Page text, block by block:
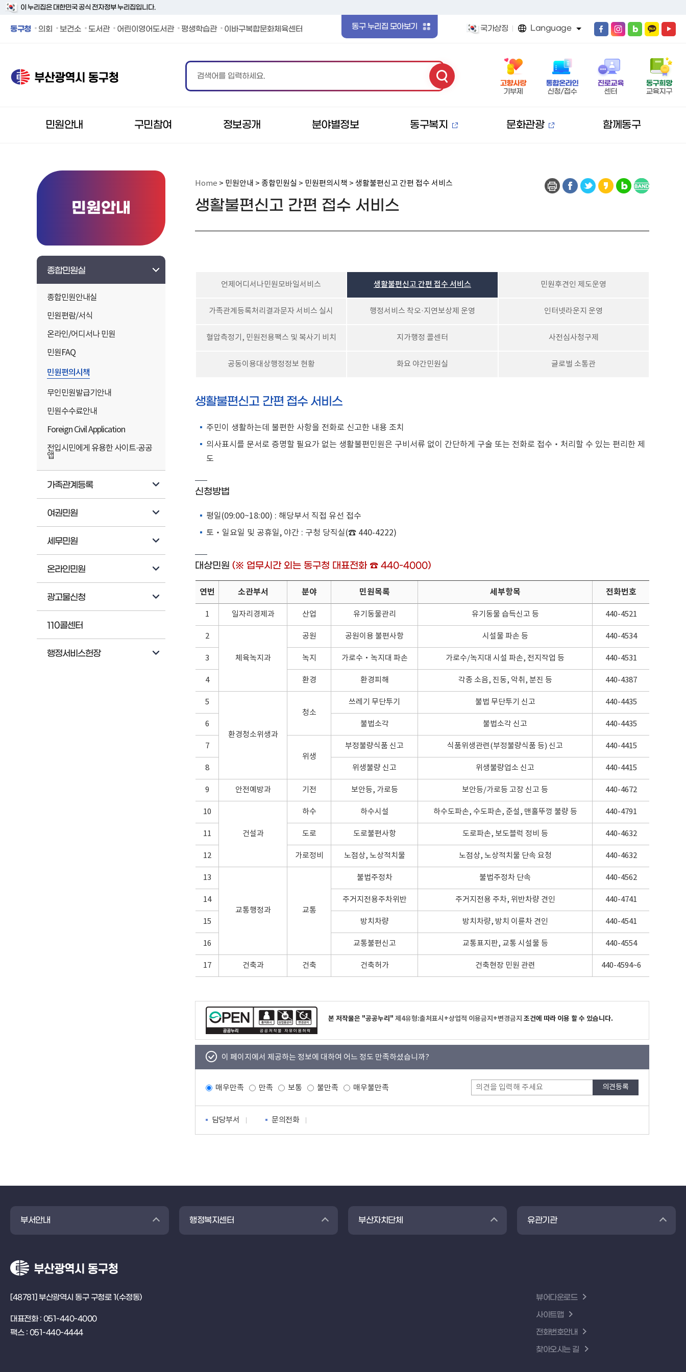
이 누리집은 대한민국 공식 전자정부 누리집입니다.
동구청 의회 보건소 도서관 어린이영어도서관 평생학습관 이바구복합문화체육센터 동구 누리집 모아보기 국가상징 Language
동구청 페이스북 바로가기
동구청 인스타그램 바로가기
동구청 블로그 바로가기
동구청 카카오 바로가기
동구청 유튜브 바로가기
민원안내 구민참여 정보공개 분야별정보 동구복지 문화관광 함께동구
민원안내
종합민원실
종합민원안내실
민원편람/서식
온라인/어디서나 민원
민원FAQ
민원편의시책
무인민원발급기안내
민원수수료안내
Foreign Civil Application
전입시민에게 유용한 사이트·공공
앱
가족관계등록
여권민원
세무민원
온라인민원
광고물신청
110콜센터
행정서비스헌장
Home > 민원안내 > 종합민원실 > 민원편의시책 > 생활불편신고 간편 접수 서비스
생활불편신고 간편 접수 서비스
언제어디서나민원모바일서비스 생활불편신고 간편 접수 서비스 민원후견인 제도운영
가족관계등록처리결과문자 서비스 실시 행정서비스 착오·지연보상제 운영 인터넷라운지 운영
혈압측정기, 민원전용팩스 및 복사기 비치 지가행정 콜센터 사전심사청구제
공동이용대상행정정보 현황 화요 야간민원실 글로벌 소통관
생활불편신고 간편 접수 서비스
주민이 생활하는데 불편한 사항을 전화로 신고한 내용 조치
의사표시를 문서로 증명할 필요가 없는 생활불편민원은 구비서류 없이 간단하게 구술 또는 전화로 접수‧처리할 수 있는 편리한 제
도
신청방법
평일(09:00~18:00) : 해당부서 직접 유선 접수
토‧일요일 및 공휴일, 야간 : 구청 당직실(☎ 440-4222)
대상민원 (※ 업무시간 외는 동구청 대표전화 ☎ 440-4000)
연번 소관부서 분야 민원목록 세부항목 전화번호
1 일자리경제과 산업 유기동물관리 유기동물 습득신고 등 440-4521
2
체육녹지과
공원 공원이용 불편사항 시설물 파손 등 440-4534
3 녹지 가로수‧녹지대 파손 가로수/녹지대 시설 파손, 전지작업 등 440-4531
4 환경 환경피해 각종 소음, 진동, 악취, 분진 등 440-4387
5
환경청소위생과
청소
쓰레기 무단투기 불법 무단투기 신고 440-4435
6 불법소각 불법소각 신고 440-4435
7
위생
부정불량식품 신고 식품위생관련(부정불량식품 등) 신고 440-4415
8 위생불량 신고 위생불량업소 신고 440-4415
9 안전예방과 기전 보안등, 가로등 보안등/가로등 고장 신고 등 440-4672
10
건설과
하수 하수시설 하수도파손, 수도파손, 준설, 맨홀뚜껑 불량 등 440-4791
11 도로 도로불편사항 도로파손, 보도블럭 정비 등 440-4632
12 가로정비 노점상, 노상적치물 노점상, 노상적치물 단속 요청 440-4632
13
교통행정과 교통
불법주정차 불법주정차 단속 440-4562
14 주거지전용주차위반 주거지전용 주차, 위반차량 견인 440-4741
15 방치차량 방치차량, 방치 이륜차 견인 440-4541
16 교통불편신고 교통표지판, 교통 시설물 등 440-4554
17 건축과 건축 건축허가 건축현장 민원 관련 440-4594~6
본 저작물은 "공공누리" 제4유형:출처표시+상업적 이용금지+변경금지 조건에 따라 이용 할 수 있습니다.
이 페이지에서 제공하는 정보에 대하여 어느 정도 만족하셨습니까?
매우만족 만족 보통 불만족 매우불만족
담당부서 문의전화
부서안내 행정복지센터 부산자치단체 유관기관
[48781] 부산광역시 동구 구청로 1(수정동)
대표전화 : 051-440-4000
팩스 : 051-440-4444
뷰어다운로드
사이트맵
전화번호안내
찾아오시는 길